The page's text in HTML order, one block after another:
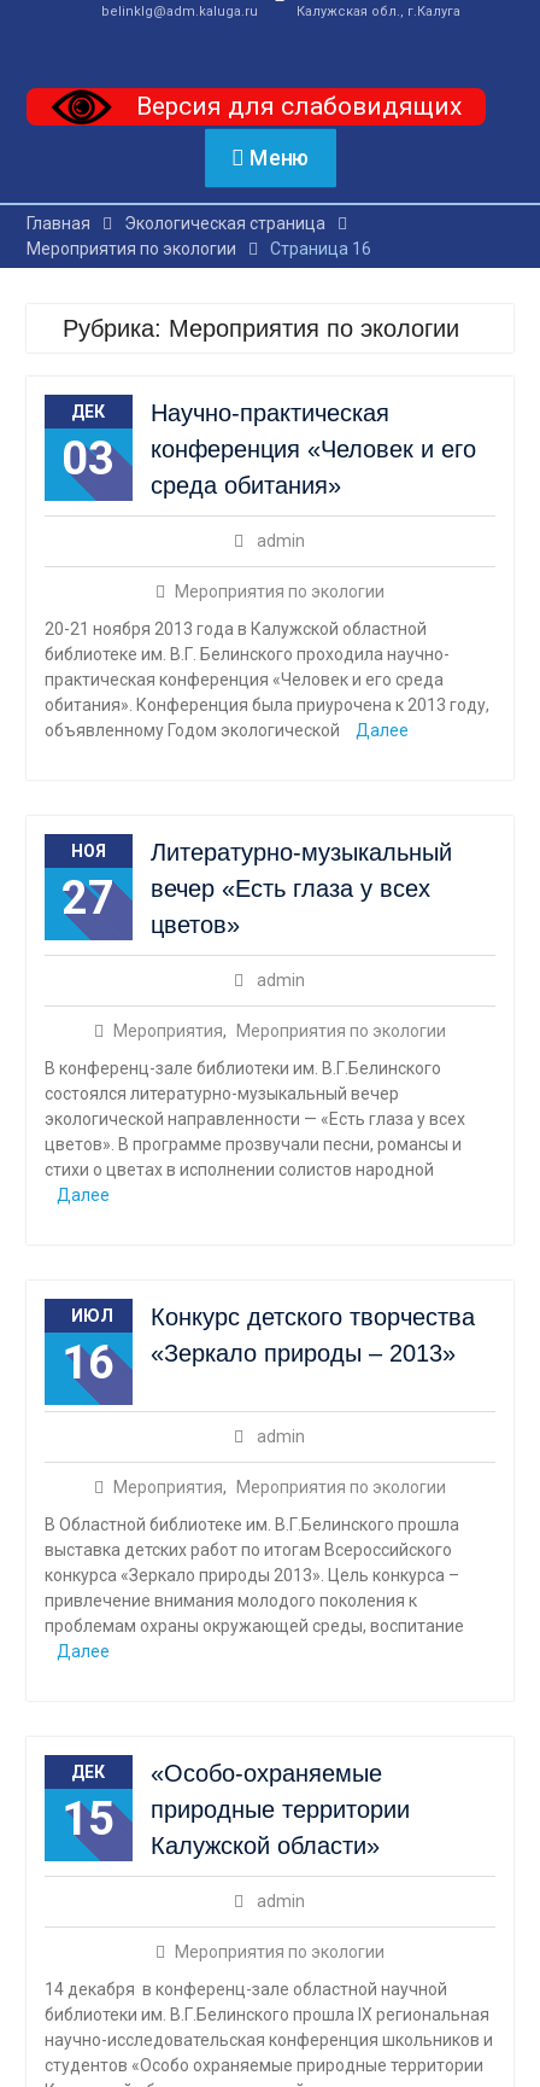
belinklg@adm.kaluga.ru
Калужская обл., г.Калуга
Версия для слабовидящих
Меню
Главная
Экологическая страница
Мероприятия по экологии
Страница 16
Рубрика: Мероприятия по экологии
ДЕК
03
Научно-практическая
конференция «Человек и его
среда обитания»
admin
Мероприятия по экологии
20-21 ноября 2013 года в Калужской областной
библиотеке им. В.Г. Белинского проходила научно-
практическая конференция «Человек и его среда
обитания». Конференция была приурочена к 2013 году,
объявленному Годом экологической
Далее
НОЯ
27
Литературно-музыкальный
вечер «Есть глаза у всех
цветов»
admin
Мероприятия,
Мероприятия по экологии
В конференц-зале библиотеки им. В.Г.Белинского
состоялся литературно-музыкальный вечер
экологической направленности — «Есть глаза у всех
цветов». В программе прозвучали песни, романсы и
стихи о цветах в исполнении солистов народной
Далее
ИЮЛ
16
Конкурс детского творчества
«Зеркало природы – 2013»
admin
Мероприятия,
Мероприятия по экологии
В Областной библиотеке им. В.Г.Белинского прошла
выставка детских работ по итогам Всероссийского
конкурса «Зеркало природы 2013». Цель конкурса –
привлечение внимания молодого поколения к
проблемам охраны окружающей среды, воспитание
Далее
ДЕК
15
«Особо-охраняемые
природные территории
Калужской области»
admin
Мероприятия по экологии
14 декабря в конференц-зале областной научной
библиотеки им. В.Г.Белинского прошла IX региональная
научно-исследовательская конференция школьников и
студентов «Особо охраняемые природные территории